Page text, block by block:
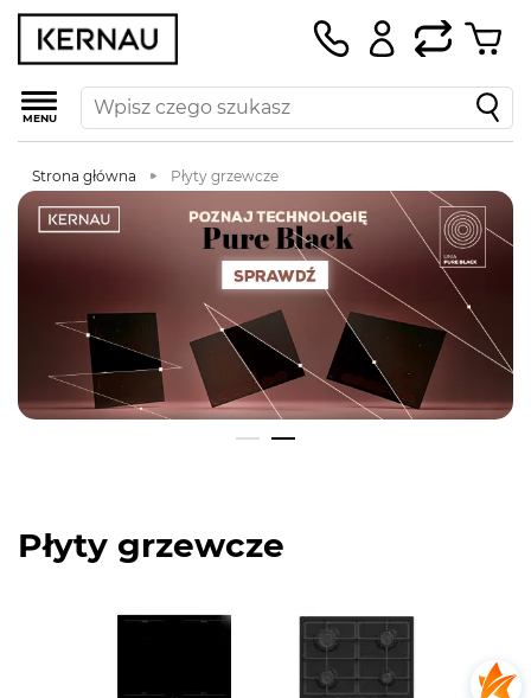
MENU
Strona główna Płyty grzewcze
Płyty grzewcze